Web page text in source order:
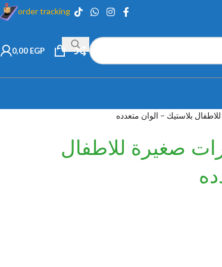
order tracking
0,00 EGP
بلاستيك – الوان متعدده
صغيرة للاطفال